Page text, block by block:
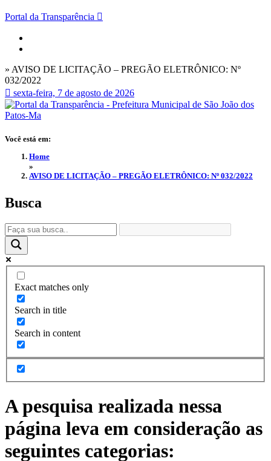
Portal da Transparência
» AVISO DE LICITAÇÃO – PREGÃO ELETRÔNICO: Nº
032/2022
sexta-feira, 7 de agosto de 2026
Você está em:
Home
»
AVISO DE LICITAÇÃO – PREGÃO ELETRÔNICO: Nº 032/2022
Busca
Exact matches only
Search in title
Search in content
A pesquisa realizada nessa
página leva em consideração as
seguintes categorias: